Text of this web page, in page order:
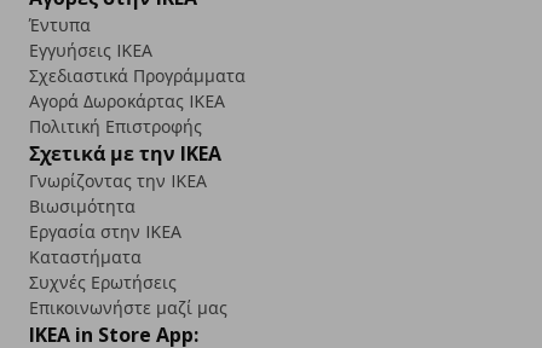
Έντυπα
Εγγυήσεις IKEA
Σχεδιαστικά Προγράμματα
Αγορά Δωρoκάρτας IKEA
Πολιτική Επιστροφής
Σχετικά με την IKEA
Γνωρίζοντας την IKEA
Βιωσιμότητα
Εργασία στην IKEA
Καταστήματα
Συχνές Ερωτήσεις
Επικοινωνήστε μαζί μας
IKEA in Store App: